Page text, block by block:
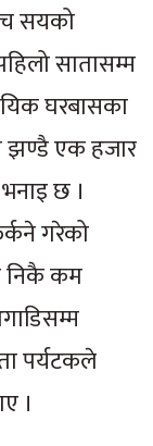
सयको
सातासम्म
घरबासका
झण्डै एक हजार
छ ।
गरेको
निकै कम
पर्यटकले
।